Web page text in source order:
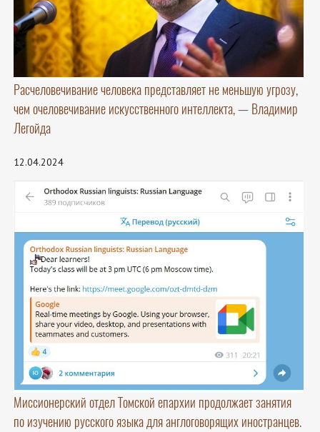
Расчеловечивание человека представляет не меньшую угрозу,
чем очеловечивание искусственного интеллекта, — Владимир
Легойда
12.04.2024
Миссионерский отдел Томской епархии продолжает занятия
по изучению русского языка для англоговорящих иностранцев.